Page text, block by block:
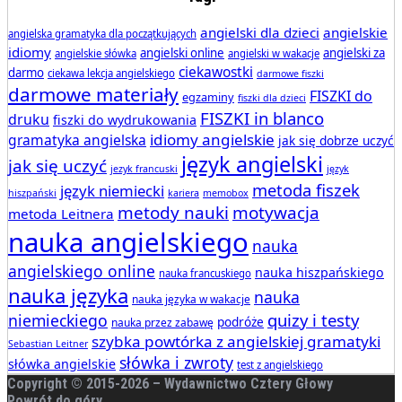
angielska gramatyka dla początkujących angielski dla dzieci angielskie
idiomy angielskie słówka angielski online angielski w wakacje angielski za
darmo ciekawa lekcja angielskiego ciekawostki darmowe fiszki
darmowe materiały egzaminy fiszki dla dzieci FISZKI do
druku fiszki do wydrukowania FISZKI in blanco
gramatyka angielska idiomy angielskie jak się dobrze uczyć
jak się uczyć jezyk francuski język angielski język
hiszpański język niemiecki kariera memobox metoda fiszek
metoda Leitnera metody nauki motywacja
nauka angielskiego nauka
angielskiego online nauka francuskiego nauka hiszpańskiego
nauka języka nauka języka w wakacje nauka
niemieckiego nauka przez zabawę podróże quizy i testy
Sebastian Leitner szybka powtórka z angielskiej gramatyki
słówka angielskie słówka i zwroty test z angielskiego
Copyright © 2015-2026 – Wydawnictwo Cztery Głowy